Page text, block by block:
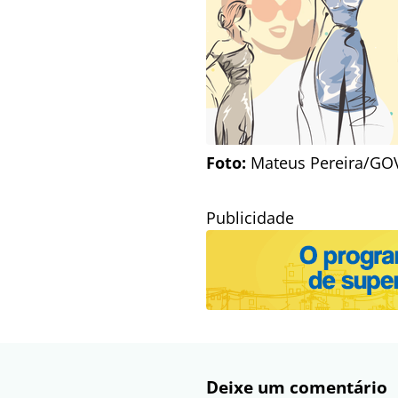
Foto: Mateus Pereira/
Publicidade
Deixe um comentário